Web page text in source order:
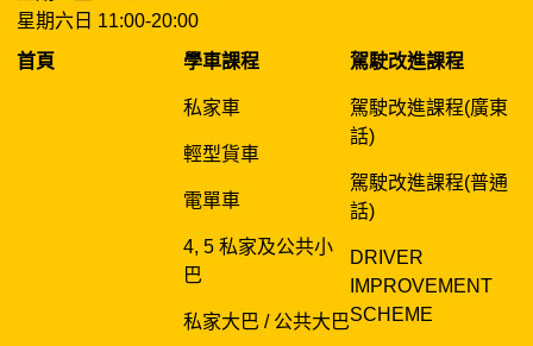
星期六日 11:00-20:00
首頁
學車課程
私家車
輕型貨車
電單車
4, 5 私家及公共小
巴
私家大巴 / 公共大巴
駕駛改進課程
駕駛改進課程(廣東
話)
駕駛改進課程(普通
話)
DRIVER
IMPROVEMENT
SCHEME